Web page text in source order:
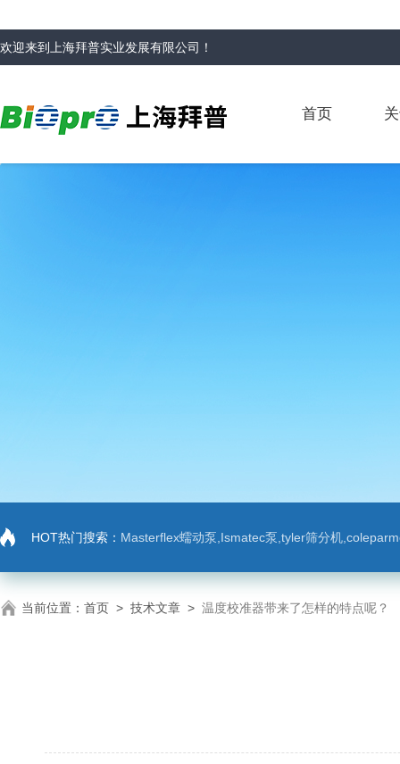
欢迎来到 上海拜普实业发展有限公司 ！
首页
HOT热门搜索： Masterflex蠕动泵,Ismatec泵,tyler筛分机,coleparmer,注射
当前位置： 首页 > 技术文章 > 温度校准器带来了怎样的特点呢？